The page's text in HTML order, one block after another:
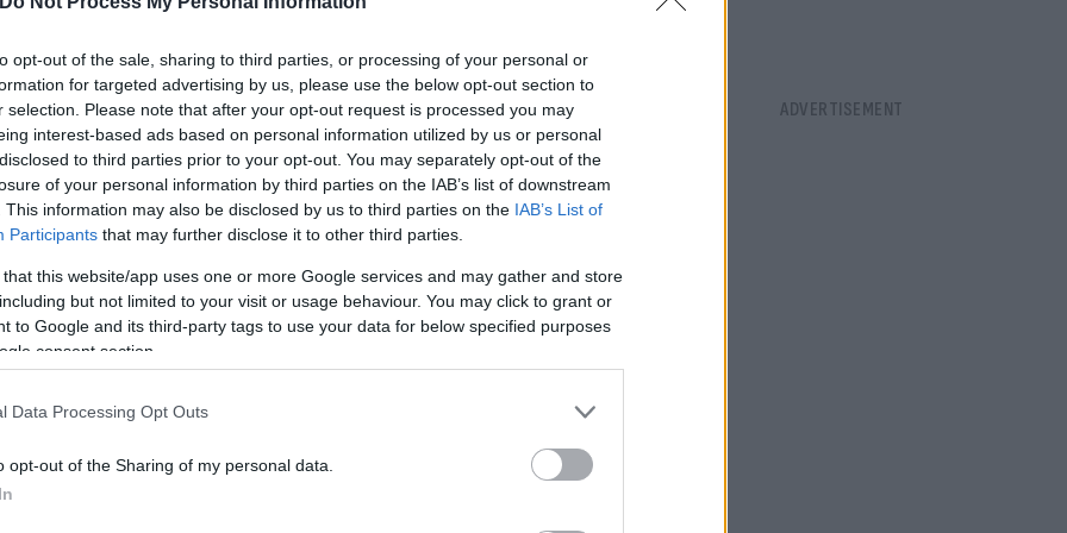
opt-out of the sale, sharing to third parties, or processing of your personal or
for targeted advertising by us, please use the below opt-out section to
selection. Please note that after your opt-out request is processed you may
interest-based ads based on personal information utilized by us or personal
to third parties prior to your opt-out. You may separately opt-out of the
of your personal information by third parties on the IAB’s list of downstream
This information may also be disclosed by us to third parties on the IAB’s List of
Participants that may further disclose it to other third parties.
that this website/app uses one or more Google services and may gather and store
but not limited to your visit or usage behaviour. You may click to grant or
to Google and its third-party tags to use your data for below specified purposes
consent section.
Data Processing Opt Outs
opt-out of the Sharing of my personal data.
λαμβάνει ποσοστό από τις πωλήσεις προϊόντων που
το1989και ανανέωσε το2019τη συμφωνία της με τον